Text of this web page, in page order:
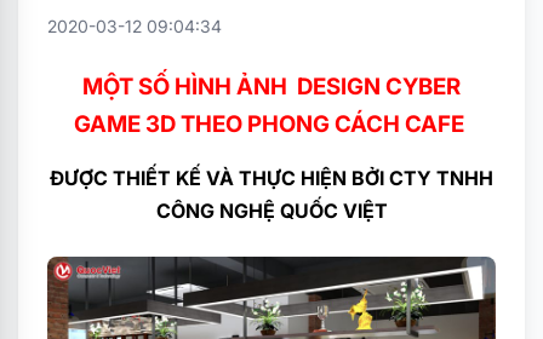
2020-03-12 09:04:34
MỘT SỐ HÌNH ẢNH DESIGN CYBER
GAME 3D THEO PHONG CÁCH CAFE
ĐƯỢC THIẾT KẾ VÀ THỰC HIỆN BỞI CTY TNHH
CÔNG NGHỆ QUỐC VIỆT